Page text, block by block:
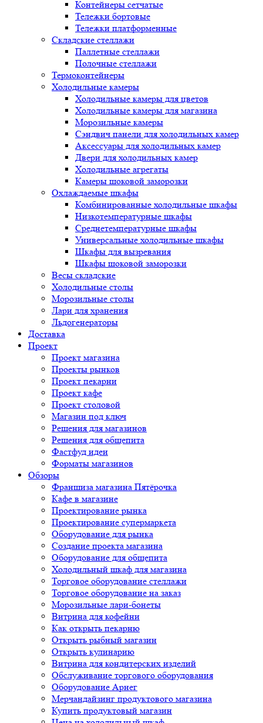
Контейнеры сетчатые
Тележки бортовые
Тележки платформенные
Складские стеллажи
Паллетные стеллажи
Полочные стеллажи
Термоконтейнеры
Холодильные камеры
Холодильные камеры для цветов
Холодильные камеры для магазина
Морозильные камеры
Сэндвич панели для холодильных камер
Аксессуары для холодильных камер
Двери для холодильных камер
Холодильные агрегаты
Камеры шоковой заморозки
Охлаждаемые шкафы
Комбинированные холодильные шкафы
Низкотемпературные шкафы
Среднетемпературные шкафы
Универсальные холодильные шкафы
Шкафы для вызревания
Шкафы шоковой заморозки
Весы складские
Холодильные столы
Морозильные столы
Лари для хранения
Льдогенераторы
Доставка
Проект
Проект магазина
Проекты рынков
Проект пекарни
Проект кафе
Проект столовой
Магазин под ключ
Решения для магазинов
Решения для общепита
Фастфуд идеи
Форматы магазинов
Обзоры
Франшиза магазина Пятёрочка
Кафе в магазине
Проектирование рынка
Проектирование супермаркета
Оборудование для рынка
Создание проекта магазина
Оборудование для общепита
Холодильный шкаф для магазина
Торговое оборудование стеллажи
Торговое оборудование на заказ
Морозильные лари-бонеты
Витрина для кофейни
Как открыть пекарню
Открыть рыбный магазин
Открыть кулинарию
Витрина для кондитерских изделий
Обслуживание торгового оборудования
Оборудование Арнег
Мерчандайзинг продуктового магазина
Купить продуктовый магазин